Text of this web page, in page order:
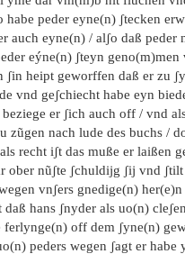
habe peder eyne(n) ʃtecken
auch eyne(n) / alʃo daß
eýne(n) ʃteyn
ʃin heipt geworffen daß er zu
vnd geʃchiecht habe eyn
er ʃich auch off / vnd
zũgen nach lude des buchs /
recht iʃt das muße er laißen
ober nũʃte ʃchuldijg ʃij vnd
vnʃers gnedige(n)
daß hans ʃnyder als uo(n)
ferlynge(n) off dem ʃyne(n)
peders wegen ʃagt er